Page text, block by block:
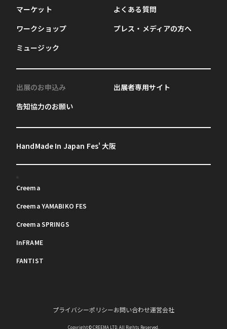
マーケット
ワークショップ
ミュージック
よくある質問
プレス・メディアの方へ
出展のお申込み
告知協力のお願い
出展者専用サイト
HandMade In Japan Fes' 大阪
Creema
Creema YAMABIKO FES
Creema SPRINGS
InFRAME
FANTIST
プライバシーポリシーお問い合わせ運営会社
Copyright © CREEMA LTD. All Rights Reserved.